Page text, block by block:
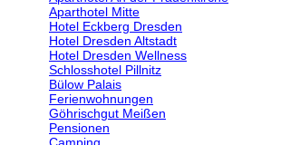
Aparthotel Mitte
Hotel Eckberg Dresden
Hotel Dresden Altstadt
Hotel Dresden Wellness
Schlosshotel Pillnitz
Bülow Palais
Ferienwohnungen
Göhrischgut Meißen
Pensionen